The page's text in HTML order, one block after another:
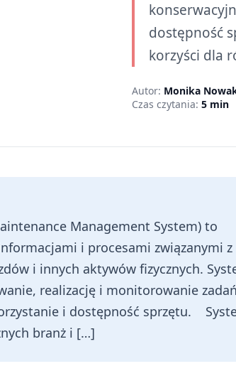
dostępność
korzyści dla
Autor: Monika
Czas czytania: 5 min
Management System) to
i procesami związanymi z
i innych aktywów fizycznych.
realizację i monitorowanie zadań
i dostępność sprzętu.
branż i […]